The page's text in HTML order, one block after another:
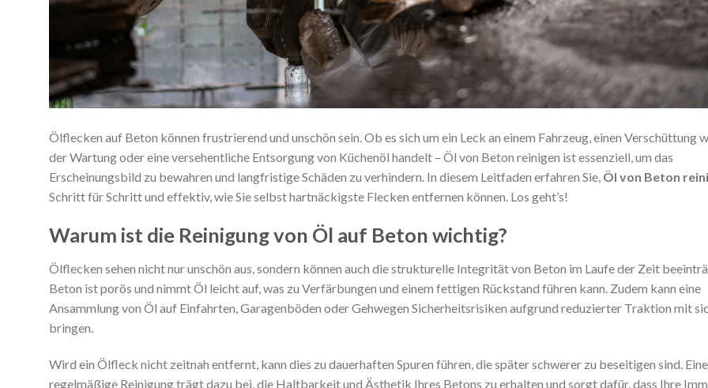
Ölflecken auf Beton können frustrierend und unschön sein. Ob es sich um ein Leck an einem Fahrzeug, einen Verschüttung
der Wartung oder eine versehentliche Entsorgung von Küchenöl handelt – Öl von Beton reinigen ist essenziell, um das
Erscheinungsbild zu bewahren und langfristige Schäden zu verhindern. In diesem Leitfaden erfahren Sie, Öl von Beton
Schritt für Schritt und effektiv, wie Sie selbst hartnäckigste Flecken entfernen können. Los geht’s!
Warum ist die Reinigung von Öl auf Beton wichtig?
Ölflecken sehen nicht nur unschön aus, sondern können auch die strukturelle Integrität von Beton im Laufe der Zeit
Beton ist porös und nimmt Öl leicht auf, was zu Verfärbungen und einem fettigen Rückstand führen kann. Zudem kann eine
Ansammlung von Öl auf Einfahrten, Garagenböden oder Gehwegen Sicherheitsrisiken aufgrund reduzierter Traktion mit
bringen.
Wird ein Ölfleck nicht zeitnah entfernt, kann dies zu dauerhaften Spuren führen, die später schwerer zu beseitigen sind. Eine
regelmäßige Reinigung trägt dazu bei, die Haltbarkeit und Ästhetik Ihres Betons zu erhalten und sorgt dafür, dass Ihre